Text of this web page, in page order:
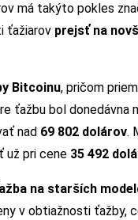
má takýto pokles
ťažiarov prejsť na
Bitcoinu, pričom
ťažbu bol donedávna
nad 69 802 dolárov.
už pri cene 35 492
na starších
v obtiažnosti ťažby,